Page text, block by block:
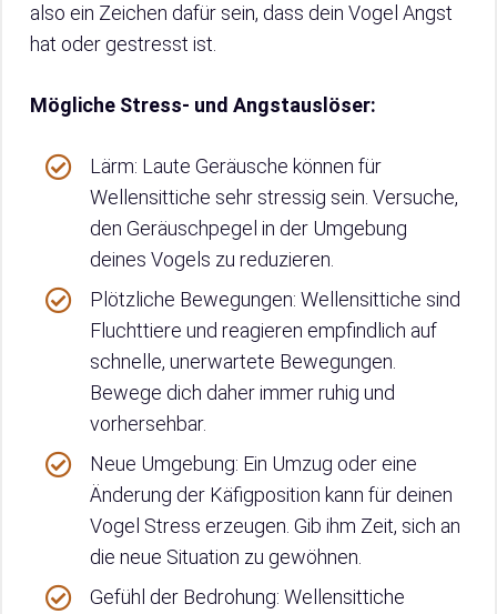
also ein Zeichen dafür sein, dass dein Vogel Angst
hat oder gestresst ist.
Mögliche Stress- und Angstauslöser:
Lärm: Laute Geräusche können für
Wellensittiche sehr stressig sein. Versuche,
den Geräuschpegel in der Umgebung
deines Vogels zu reduzieren.
Plötzliche Bewegungen: Wellensittiche sind
Fluchttiere und reagieren empfindlich auf
schnelle, unerwartete Bewegungen.
Bewege dich daher immer ruhig und
vorhersehbar.
Neue Umgebung: Ein Umzug oder eine
Änderung der Käfigposition kann für deinen
Vogel Stress erzeugen. Gib ihm Zeit, sich an
die neue Situation zu gewöhnen.
Gefühl der Bedrohung: Wellensittiche